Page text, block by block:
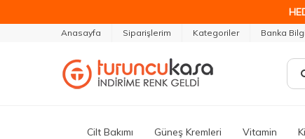
Anasayfa Siparişlerim Kategoriler Banka
Cilt Bakımı Güneş Kremleri Vitamin